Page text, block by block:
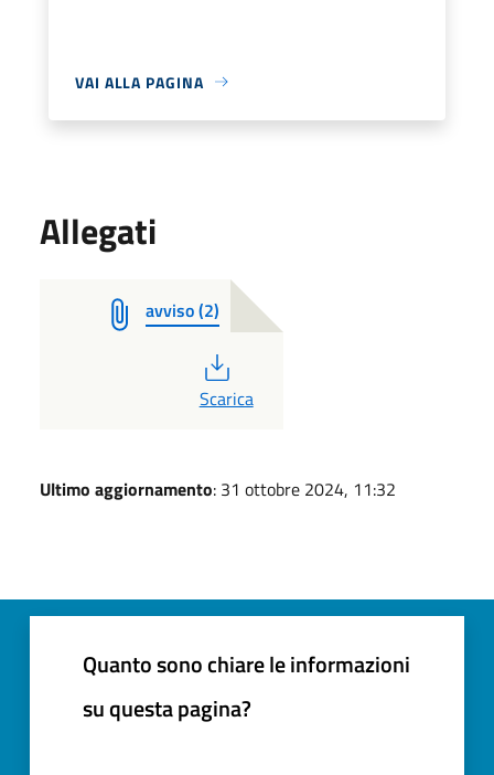
VAI ALLA PAGINA
Allegati
avviso (2)
PDF
Scarica
Ultimo aggiornamento: 31 ottobre 2024, 11:32
Quanto sono chiare le informazioni
su questa pagina?